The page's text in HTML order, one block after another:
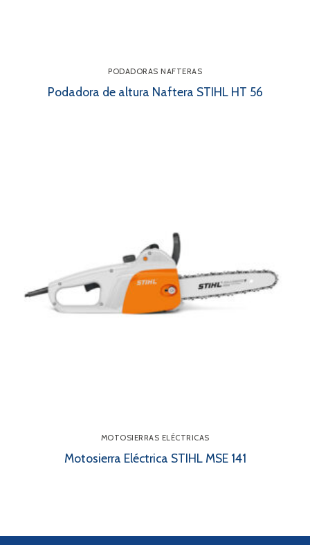
PODADORAS NAFTERAS
Podadora de altura Naftera STIHL HT 56
MOTOSIERRAS ELÉCTRICAS
Motosierra Eléctrica STIHL MSE 141